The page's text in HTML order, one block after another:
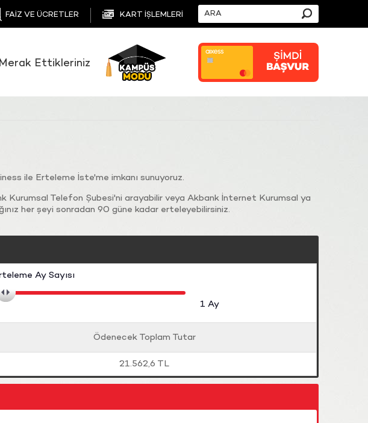
FAİZ VE ÜCRETLER KART İŞLEMLERİ
Merak Ettikleriniz
ile Erteleme İste'me imkanı sunuyoruz.
Kurumsal Telefon Şubesi'ni arayabilir veya Akbank İnternet Kurumsal ya
her şeyi sonradan 90 güne kadar erteleyebilirsiniz.
Ay Sayısı
1 Ay
Ödenecek Toplam Tutar
21.562,6 TL